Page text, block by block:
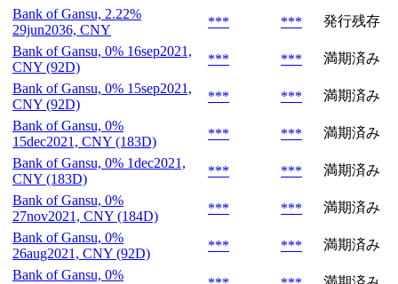
Bank of Gansu, 2.22%
29jun2036, CNY
*** ***
発行残存
Bank of Gansu, 0% 16sep2021,
CNY (92D)
*** ***
満期済み
Bank of Gansu, 0% 15sep2021,
CNY (92D)
*** ***
満期済み
Bank of Gansu, 0%
15dec2021, CNY (183D)
*** ***
満期済み
Bank of Gansu, 0% 1dec2021,
CNY (183D)
*** ***
満期済み
Bank of Gansu, 0%
27nov2021, CNY (184D)
*** ***
満期済み
Bank of Gansu, 0%
26aug2021, CNY (92D)
*** ***
満期済み
Bank of Gansu, 0%